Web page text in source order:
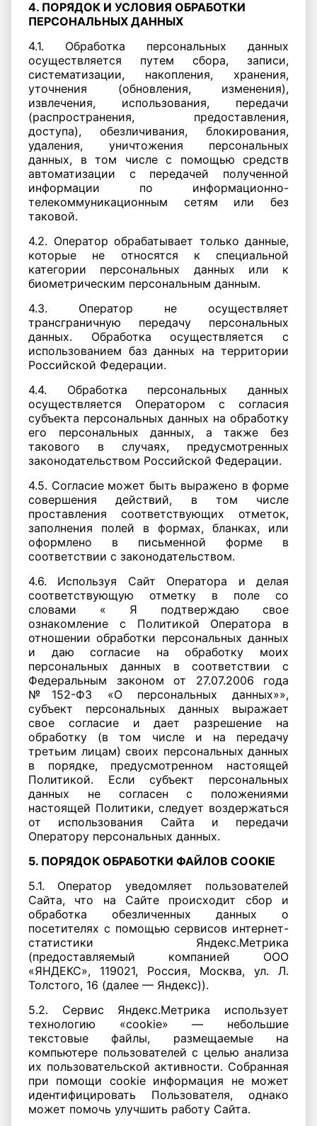
4. ПОРЯДОК И УСЛОВИЯ ОБРАБОТКИ
ПЕРСОНАЛЬНЫХ ДАННЫХ
4.1. Обработка персональных данных
осуществляется путем сбора, записи,
систематизации, накопления, хранения,
уточнения (обновления, изменения),
извлечения, использования, передачи
(распространения, предоставления,
доступа), обезличивания, блокирования,
удаления, уничтожения персональных
данных, в том числе с помощью средств
автоматизации с передачей полученной
информации по информационно-
телекоммуникационным сетям или без
таковой.
4.2. Оператор обрабатывает только данные,
которые не относятся к специальной
категории персональных данных или к
биометрическим персональным данным.
4.3. Оператор не осуществляет
трансграничную передачу персональных
данных. Обработка осуществляется с
использованием баз данных на территории
Российской Федерации.
4.4. Обработка персональных данных
осуществляется Оператором с согласия
субъекта персональных данных на обработку
его персональных данных, а также без
такового в случаях, предусмотренных
законодательством Российской Федерации.
4.5. Согласие может быть выражено в форме
совершения действий, в том числе
проставления соответствующих отметок,
заполнения полей в формах, бланках, или
оформлено в письменной форме в
соответствии с законодательством.
4.6. Используя Сайт Оператора и делая
соответствующую отметку в поле со
словами « Я подтверждаю свое
ознакомление с Политикой Оператора в
отношении обработки персональных данных
и даю согласие на обработку моих
персональных данных в соответствии с
Федеральным законом от 27.07.2006 года
№152-ФЗ «О персональных данных»»,
субъект персональных данных выражает
свое согласие и дает разрешение на
обработку (в том числе и на передачу
третьим лицам) своих персональных данных
в порядке, предусмотренном настоящей
Политикой. Если субъект персональных
данных не согласен с положениями
настоящей Политики, следует воздержаться
от использования Сайта и передачи
Оператору персональных данных.
5. ПОРЯДОК ОБРАБОТКИ ФАЙЛОВ COOKIE
5.1. Оператор уведомляет пользователей
Сайта, что на Сайте происходит сбор и
обработка обезличенных данных о
посетителях с помощью сервисов интернет-
статистики Яндекс.Метрика
(предоставляемый компанией ООО
«ЯНДЕКС», 119021, Россия, Москва, ул. Л.
Толстого, 16 (далее — Яндекс)).
5.2. Сервис Яндекс.Метрика использует
технологию «cookie» — небольшие
текстовые файлы, размещаемые на
компьютере пользователей с целью анализа
их пользовательской активности. Собранная
при помощи cookie информация не может
идентифицировать Пользователя, однако
может помочь улучшить работу Сайта.